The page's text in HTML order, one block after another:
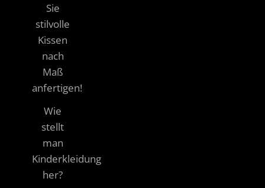
Sie
stilvolle
Kissen
nach
Maß
anfertigen!
Wie
stellt
man
Kinderkleidung
her?